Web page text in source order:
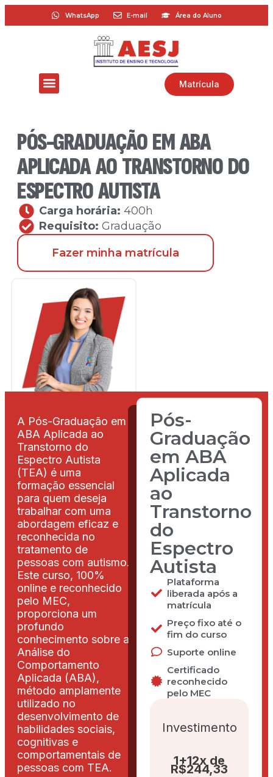
WhatsApp E-mail Área do Aluno
Matrícula
PÓS-GRADUAÇÃO EM ABA
APLICADA AO TRANSTORNO DO
ESPECTRO AUTISTA
Carga horária:400h
Requisito:Graduação
Fazer minha matrícula
A Pós-Graduação em
ABA Aplicada ao
Transtorno do
Espectro Autista
(TEA) é uma
formação essencial
para quem deseja
trabalhar com uma
abordagem eficaz e
reconhecida no
tratamento de
pessoas com autismo.
Este curso, 100%
online e reconhecido
pelo MEC,
proporciona um
profundo
conhecimento sobre a
Análise do
Comportamento
Aplicada (ABA),
método amplamente
utilizado no
desenvolvimento de
habilidades sociais,
cognitivas e
comportamentais de
pessoas com TEA.
Pós-
Graduação
em ABA
Aplicada
ao
Transtorno
do
Espectro
Autista
Plataforma
liberada após a
matrícula
Preço fixo até o
fim do curso
Suporte online
Certificado
reconhecido
pelo MEC
Investimento
1+12x de
R$244,33